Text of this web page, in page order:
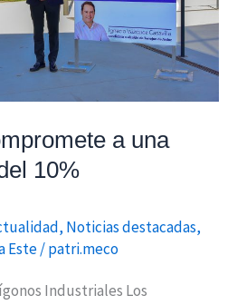
a una
10%
, Noticias destacadas,
Este/patri.meco
Industriales Los